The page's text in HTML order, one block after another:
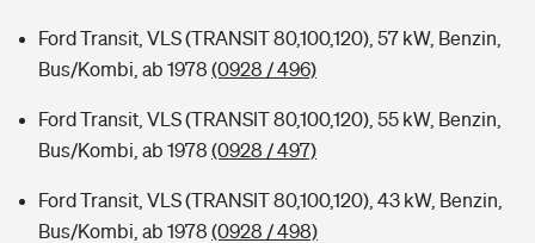
Ford Transit, VLS (TRANSIT 80,100,120), 57 kW, Benzin,
Bus/Kombi, ab 1978 (0928 / 496)
Ford Transit, VLS (TRANSIT 80,100,120), 55 kW, Benzin,
Bus/Kombi, ab 1978 (0928 / 497)
Ford Transit, VLS (TRANSIT 80,100,120), 43 kW, Benzin,
Bus/Kombi, ab 1978 (0928 / 498)